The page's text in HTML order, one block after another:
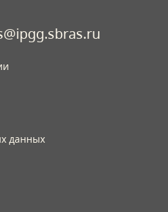
данных​